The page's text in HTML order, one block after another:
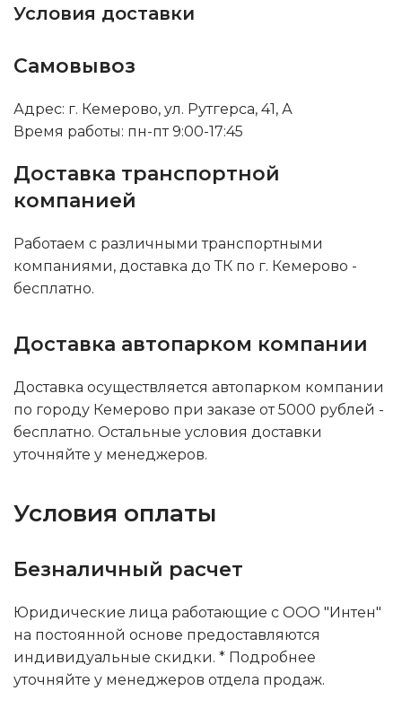
Условия доставки
Самовывоз
Адрес: г. Кемерово, ул. Рутгерса, 41, А
Время работы: пн-пт 9:00-17:45
Доставка транспортной
компанией
Работаем с различными транспортными
компаниями, доставка до ТК по г. Кемерово -
бесплатно.
Доставка автопарком компании
Доставка осуществляется автопарком компании
по городу Кемерово при заказе от 5000 рублей -
бесплатно. Остальные условия доставки
уточняйте у менеджеров.
Условия оплаты
Безналичный расчет
Юридические лица работающие с ООО "Интен"
на постоянной основе предоставляются
индивидуальные скидки. * Подробнее
уточняйте у менеджеров отдела продаж.